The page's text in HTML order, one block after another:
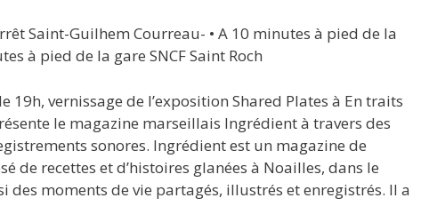
Saint-Guilhem Courreau- • A 10 minutes à pied de la
à pied de la gare SNCF Saint Roch
vernissage de l’exposition Shared Plates à En traits
le magazine marseillais Ingrédient à travers des
sonores. Ingrédient est un magazine de
de recettes et d’histoires glanées à Noailles, dans le
des moments de vie partagés, illustrés et enregistrés. Il a